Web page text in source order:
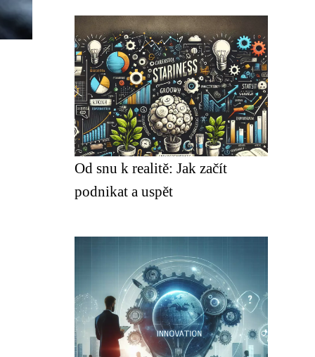
Od snu k realitě: Jak začít
podnikat a uspět